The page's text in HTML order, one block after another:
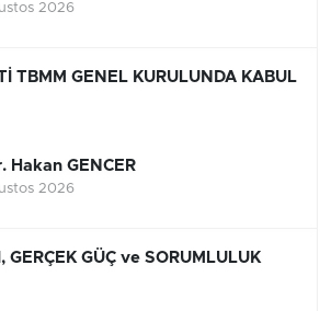
2026
TBMM GENEL KURULUNDA KABUL
Hakan GENCER
2026
GERÇEK GÜÇ ve SORUMLULUK